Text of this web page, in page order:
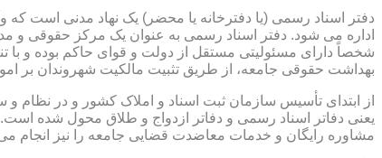
دفتر اسناد رسمی (یا دفترخانه یا محضر) یک نهاد مدنی است
اداره می شود. دفتر اسناد رسمی به عنوان یک مرکز حقوقی و
شخصاً دارای مسئولیتی مستقل از دولت و قوای حاکم بوده و
بهداشت حقوقی جامعه، از طریق تثبیت مالکیت شهروندان بر
از ابتدای تأسیس سازمان ثبت اسناد و املاک کشور و در نظام
یعنی دفاتر اسناد رسمی و دفاتر ازدواج و طلاق محول شده
مشاوره رایگان و خدمات معاضدت قضایی جامعه را نیز انجام می